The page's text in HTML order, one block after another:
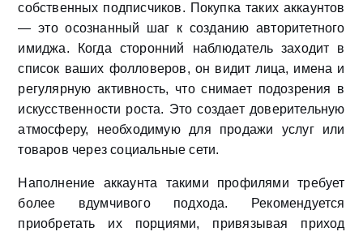
собственных подписчиков. Покупка таких аккаунтов
— это осознанный шаг к созданию авторитетного
имиджа. Когда сторонний наблюдатель заходит в
список ваших фолловеров, он видит лица, имена и
регулярную активность, что снимает подозрения в
искусственности роста. Это создает доверительную
атмосферу, необходимую для продажи услуг или
товаров через социальные сети.
Наполнение аккаунта такими профилями требует
более вдумчивого подхода. Рекомендуется
приобретать их порциями, привязывая приход